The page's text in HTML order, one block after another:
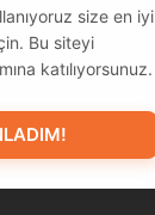
size en iyi
Bu siteyi
katılıyorsunuz.